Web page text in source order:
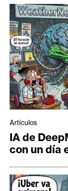
Artículos
IA de
con un día